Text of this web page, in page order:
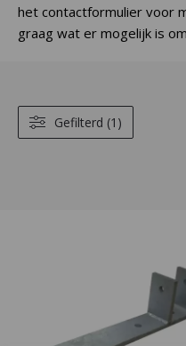
het contactformulier voor
graag wat er mogelijk is
Gefilterd (1)